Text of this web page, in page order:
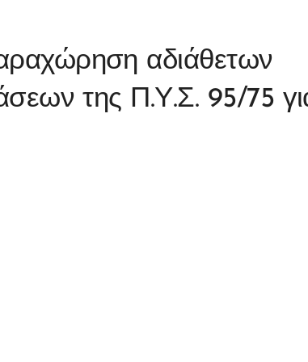
αδιάθετων
της Π.Υ.Σ. 95/75